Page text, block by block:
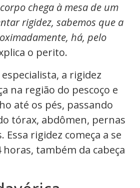
chega à mesa de um
rigidez, sabemos que a
há, pelo
o perito.
a rigidez
na região do pescoço e
até os pés, passando
tórax, abdômen, pernas
Essa rigidez começa a se
também da cabeça